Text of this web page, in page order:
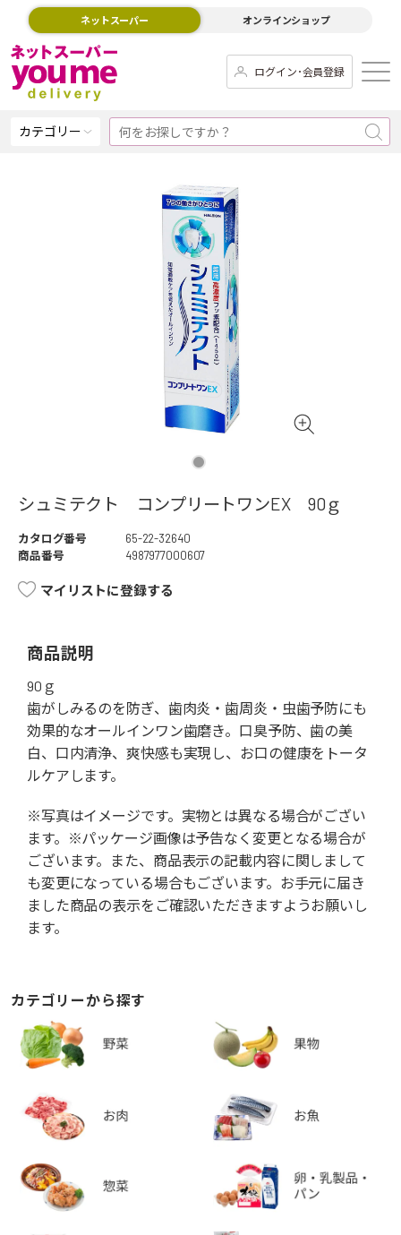
ネットスーパー オンラインショップ
ログイン･会員登録
カテゴリー
シュミテクト コンプリートワンEX 90ｇ
カタログ番号
65-22-32640
商品番号
4987977000607
マイリストに登録する
商品説明
90ｇ
歯がしみるのを防ぎ、歯肉炎・歯周炎・虫歯予防にも
効果的なオールインワン歯磨き。口臭予防、歯の美
白、口内清浄、爽快感も実現し、お口の健康をトータ
ルケアします。
※写真はイメージです。実物とは異なる場合がござい
ます。※パッケージ画像は予告なく変更となる場合が
ございます。また、商品表示の記載内容に関しまして
も変更になっている場合もございます。お手元に届き
ました商品の表示をご確認いただきますようお願いし
ます。
カテゴリーから探す